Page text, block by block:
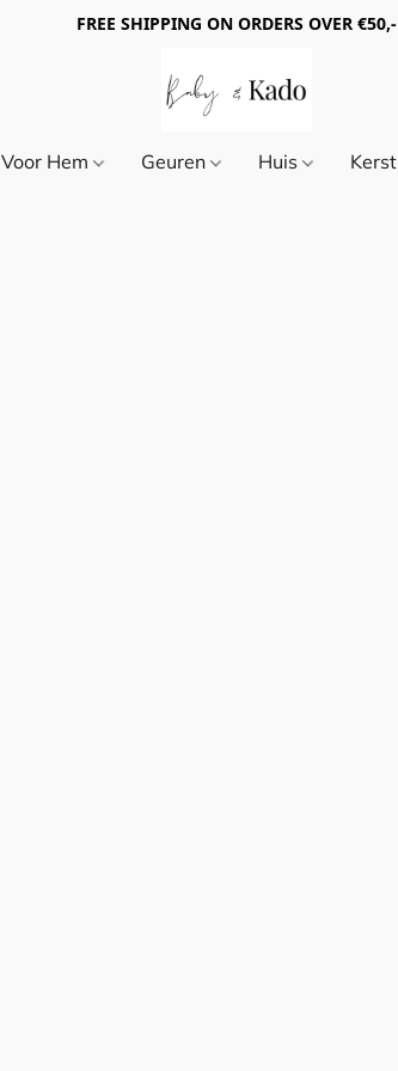
FREE SHIPPING ON ORDERS OVER €50,-
Voor Hem Geuren Huis Kerst